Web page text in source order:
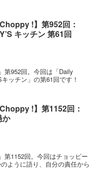
!】第952回：
キッチン 第61回
第952回。今回は「Daily
ッチン」の第61回です！
Choppy !】第1152回：
か
第1152回。今回はチョッピー
ように語り、自分の責任から